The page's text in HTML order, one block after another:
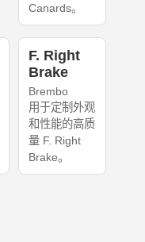
Canards。
F. Right
Brake
Brembo
用于定制外观
和性能的高质
量 F. Right
Brake。